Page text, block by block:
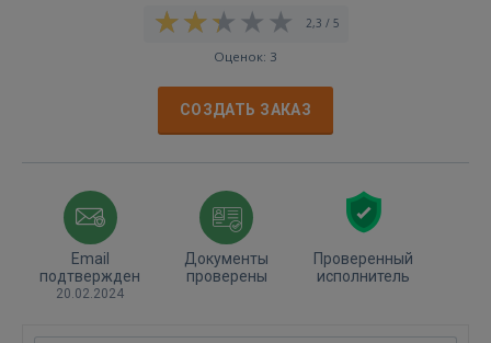
2,3 / 5
Оценок: 3
СОЗДАТЬ ЗАКАЗ
Email
подтвержден
20.02.2024
Документы
проверены
Проверенный
исполнитель